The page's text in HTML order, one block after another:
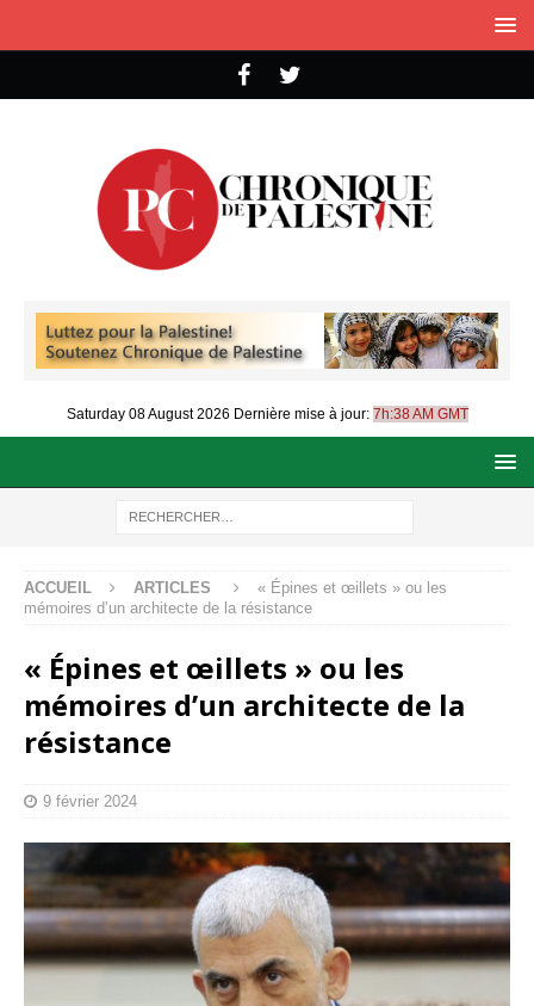
Saturday 08 August 2026 Dernière mise à jour: 7h:38 AM GMT
ACCUEIL ARTICLES
« Épines et œillets » ou les
mémoires d’un architecte de la résistance
« Épines et œillets » ou les
mémoires d’un architecte de la
résistance
9 février 2024